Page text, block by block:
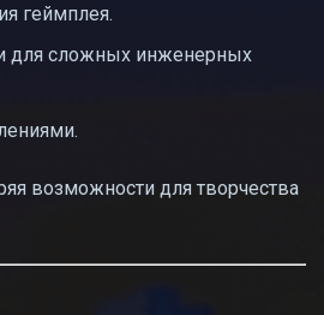
геймплея.
для сложных инженерных
возможности для творчества